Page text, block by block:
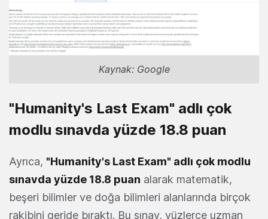
Kaynak: Google
"Humanity's Last Exam" adlı çok
modlu sınavda yüzde 18.8 puan
Ayrıca, "Humanity's Last Exam" adlı çok modlu
sınavda yüzde 18.8 puan alarak matematik,
beşeri bilimler ve doğa bilimleri alanlarında birçok
rakibini geride bıraktı. Bu sınav, yüzlerce uzman